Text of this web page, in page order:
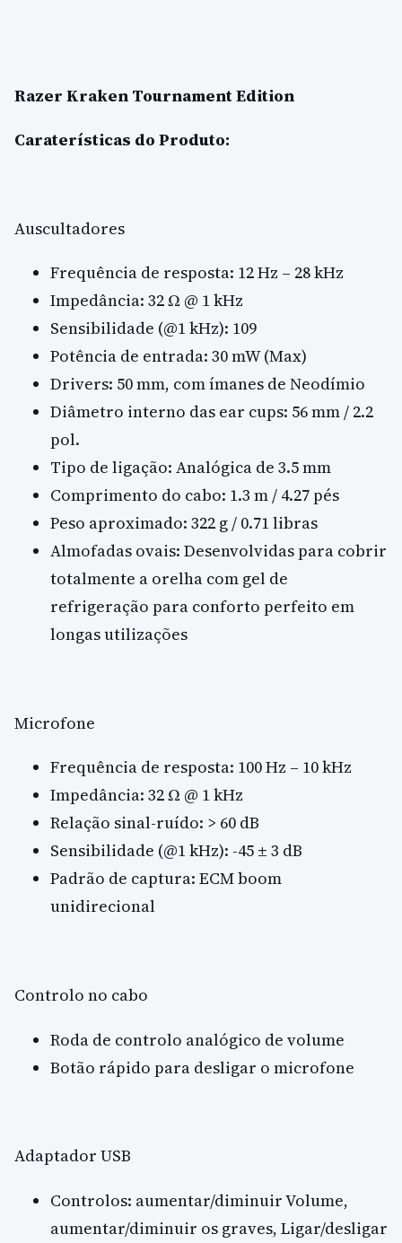
Razer Kraken Tournament Edition
Caraterísticas do Produto:
Auscultadores
Frequência de resposta: 12 Hz – 28 kHz
Impedância: 32 Ω @ 1 kHz
Sensibilidade (@1 kHz): 109
Potência de entrada: 30 mW (Max)
Drivers: 50 mm, com ímanes de Neodímio
Diâmetro interno das ear cups: 56 mm / 2.2
pol.
Tipo de ligação: Analógica de 3.5 mm
Comprimento do cabo: 1.3 m / 4.27 pés
Peso aproximado: 322 g / 0.71 libras
Almofadas ovais: Desenvolvidas para cobrir
totalmente a orelha com gel de
refrigeração para conforto perfeito em
longas utilizações
Microfone
Frequência de resposta: 100 Hz – 10 kHz
Impedância: 32 Ω @ 1 kHz
Relação sinal-ruído: > 60 dB
Sensibilidade (@1 kHz): -45 ± 3 dB
Padrão de captura: ECM boom
unidirecional
Controlo no cabo
Roda de controlo analógico de volume
Botão rápido para desligar o microfone
Adaptador USB
Controlos: aumentar/diminuir Volume,
aumentar/diminuir os graves, Ligar/desligar